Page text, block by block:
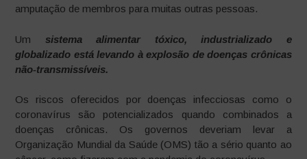
amputação de membros para muitas outras pessoas.
Um sistema alimentar tóxico, industrializado e
globalizado está levando à explosão de doenças crônicas
não-transmissíveis.
Os riscos oferecidos por doenças infecciosas como o
coronavírus são potencializados quando combinados a
doenças crônicas. Os governos deveriam levar a
Organização Mundial da Saúde (OMS) tão a sério quanto ao